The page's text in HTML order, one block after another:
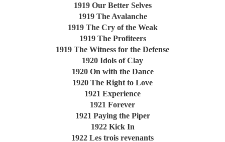
1919 Our Better Selves
1919 The Avalanche
1919 The Cry of the Weak
1919 The Profiteers
1919 The Witness for the Defense
1920 Idols of Clay
1920 On with the Dance
1920 The Right to Love
1921 Experience
1921 Forever
1921 Paying the Piper
1922 Kick In
1922 Les trois revenants